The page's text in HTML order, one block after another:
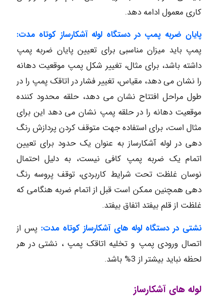
کاری معمول ادامه دهد.
پایان ضربه پمپ در دستگاه لوله آشکارساز کوتاه مدت:
پمپ باید میزان مناسبی برای تعیین پایان ضربه پمپ
داشته باشد، برای مثال، تغییر شکل پمپ موقعیت دهانه
را نشان می دهد، مقیاس، تغییر فشار در اتاقک پمپ را در
طول مراحل افتتاح نشان می دهد، حلقه محدود کننده
موقعیت دهانه را در حلقه پمپ نشان می دهد این برای
مثال است، برای استفاده جهت متوقف کردن پردازش رنگ
دهی در لوله آشکارساز به عنوان یک حدود برای تعیین
اتمام یک ضربه پمپ کافی نیست، به دلیل احتمال
نوسان غلظت تحت شرایط کاربردی، توقف پروسه رنگ
دهی همچنین ممکن است قبل از اتمام ضربه هنگامی که
غلظت از قلم بیفتد اتفاق بیفتد.
نشتی در دستگاه لوله های آشکارساز کوتاه مدت:پس از
اتصال ورودی پمپ و تخلیه اتاقک پمپ ، نشتی در هر
لحظه نباید بیشتر از 3% باشد.
لوله های آشکارساز